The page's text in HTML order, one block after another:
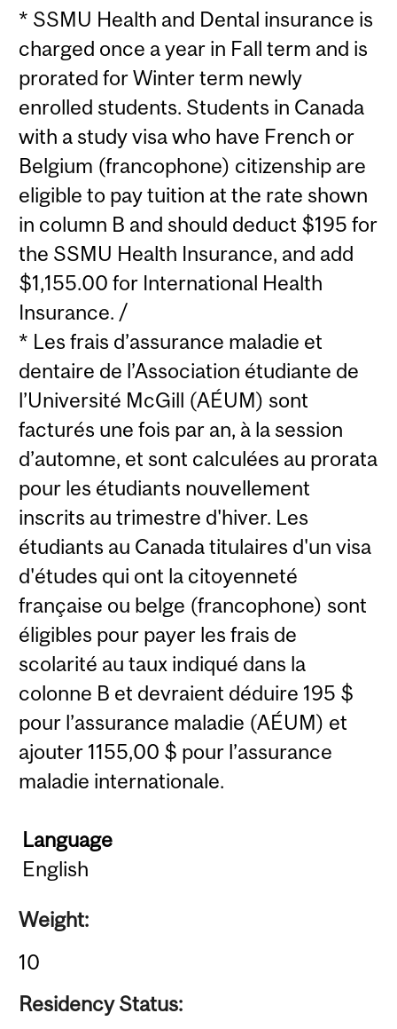
* SSMU Health and Dental insurance is
charged once a year in Fall term and is
prorated for Winter term newly
enrolled students. Students in Canada
with a study visa who have French or
Belgium (francophone) citizenship are
eligible to pay tuition at the rate shown
in column B and should deduct $195 for
the SSMU Health Insurance, and add
$1,155.00 for International Health
Insurance. /
* Les frais d’assurance maladie et
dentaire de l’Association étudiante de
l’Université McGill (AÉUM) sont
facturés une fois par an, à la session
d’automne, et sont calculées au prorata
pour les étudiants nouvellement
inscrits au trimestre d'hiver. Les
étudiants au Canada titulaires d'un visa
d'études qui ont la citoyenneté
française ou belge (francophone) sont
éligibles pour payer les frais de
scolarité au taux indiqué dans la
colonne B et devraient déduire 195 $
pour l’assurance maladie (AÉUM) et
ajouter 1155,00 $ pour l’assurance
maladie internationale.
Language
English
Weight:
10
Residency Status: